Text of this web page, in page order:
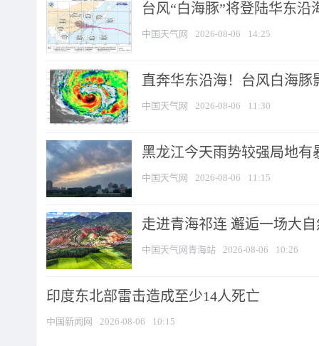
台风“白海豚”将登陆华东沿
中国天气网 2026-08-06 14:25
直奔华东沿海！台风白海豚
中国天气网 2026-08-06 11:30
黑龙江今天雨势较强局地有
中国天气网 2026-08-06 11:15
走进青海祁连 邂逅一场大
中国天气网青海站 2026-08-06 10:26
印度东北部雷击造成至少14人死亡
中国新闻网 2026-08-06 10:15